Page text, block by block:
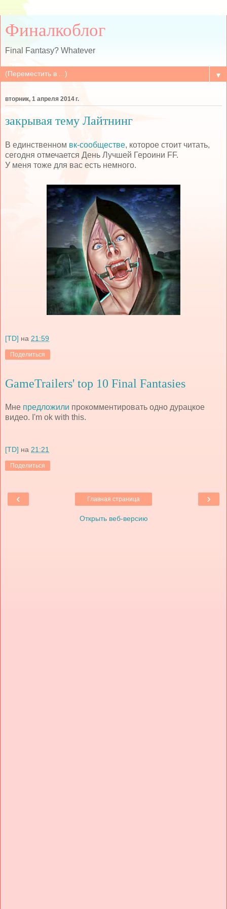
Финалкоблог
Final Fantasy? Whatever
▼
вторник, 1 апреля 2014 г.
закрывая тему Лайтнинг
В единственном вк-сообществе, которое стоит читать,
сегодня отмечается День Лучшей Героини FF.
У меня тоже для вас есть немного.
[TD] на 21:59
Поделиться
GameTrailers' top 10 Final Fantasies
Мне предложили прокомментировать одно дурацкое
видео. I'm ok with this.
[TD] на 21:21
Поделиться
‹ ›
Главная страница
Открыть веб-версию